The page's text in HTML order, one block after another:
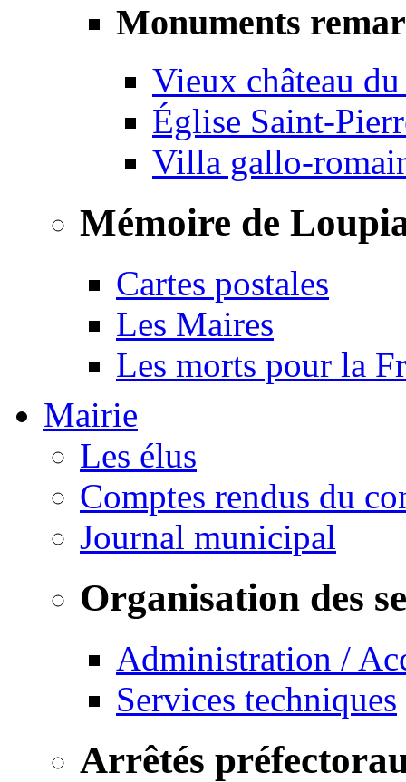
Monuments
Vieux château
Église Saint-
Villa gallo-
Mémoire de
Cartes postales
Les Maires
Les morts pour la
Mairie
Les élus
Comptes rendus du
Journal municipal
Organisation des
Administration /
Services techniques
Arrêtés